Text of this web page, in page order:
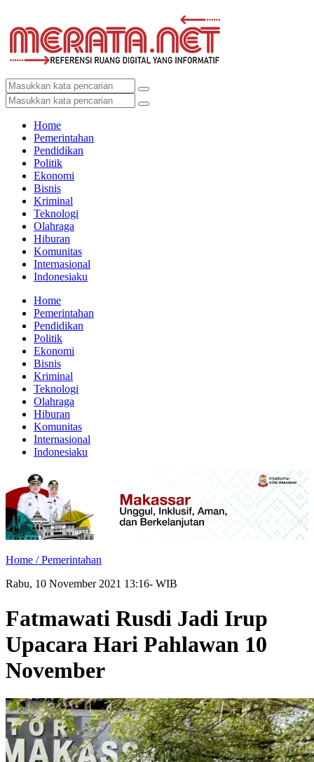
Home
Pemerintahan
Pendidikan
Politik
Ekonomi
Bisnis
Kriminal
Teknologi
Olahraga
Hiburan
Komunitas
Internasional
Indonesiaku
Home
Pemerintahan
Pendidikan
Politik
Ekonomi
Bisnis
Kriminal
Teknologi
Olahraga
Hiburan
Komunitas
Internasional
Indonesiaku
Home /Pemerintahan
Rabu, 10 November 2021 13:16- WIB
Fatmawati Rusdi Jadi Irup
Upacara Hari Pahlawan 10
November